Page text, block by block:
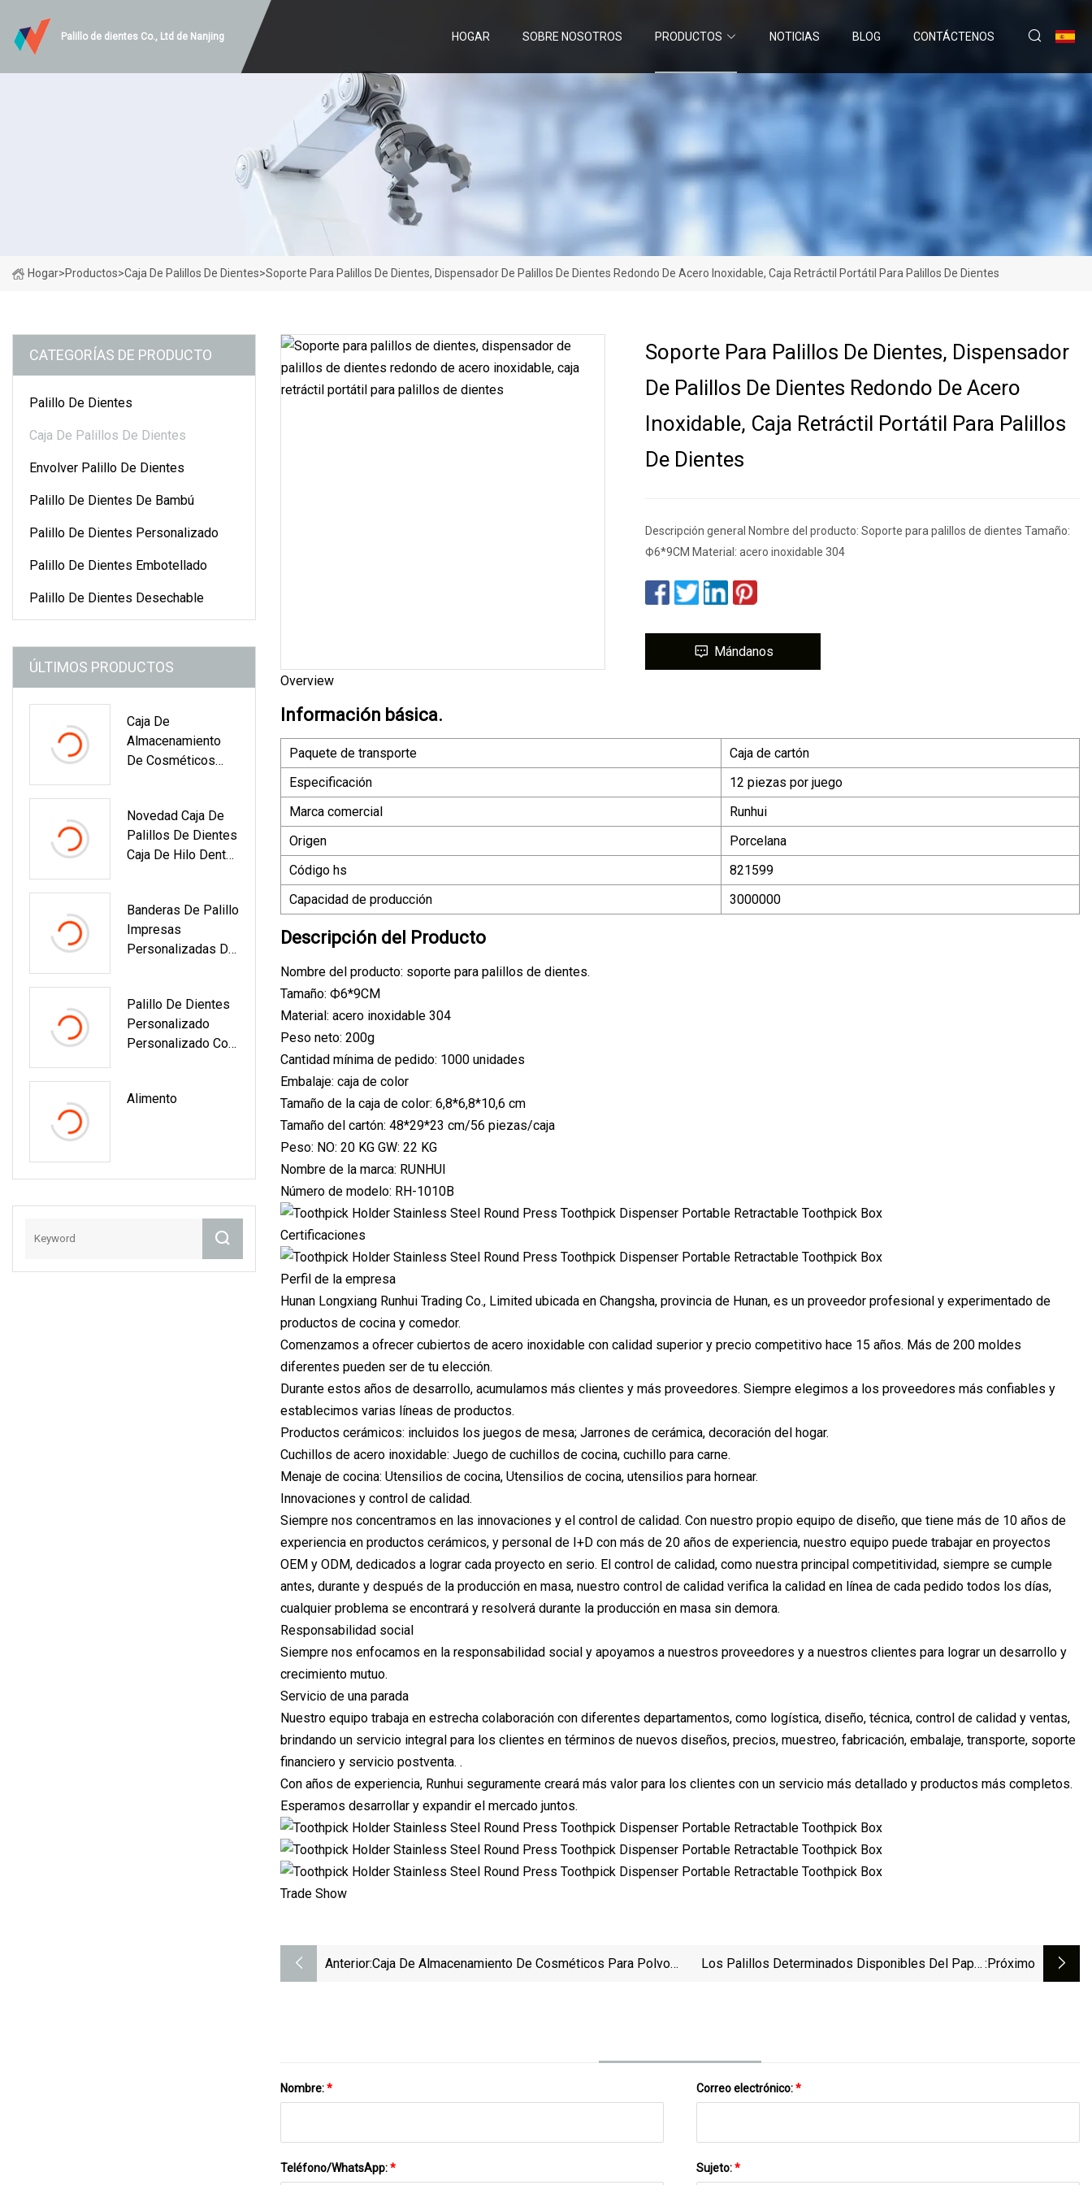
Palillo de dientes Co., Ltd de Nanjing HOGAR SOBRE NOSOTROS PRODUCTOS NOTICIAS BLOG CONTÁCTENOS
Hogar>Productos>Caja De Palillos De Dientes>Soporte Para Palillos De Dientes, Dispensador De Palillos De Dientes Redondo De Acero Inoxidable, Caja Retráctil Portátil Para Palillos De Dientes
CATEGORÍAS DE PRODUCTO
Palillo De Dientes
Caja De Palillos De Dientes
Envolver Palillo De Dientes
Palillo De Dientes De Bambú
Palillo De Dientes Personalizado
Palillo De Dientes Embotellado
Palillo De Dientes Desechable
ÚLTIMOS PRODUCTOS
Caja De
Almacenamiento
De Cosméticos
Novedad Caja De
Palillos De Dientes
Caja De Hilo Dental
De Plástico Con
Tapa
Banderas De Palillo
Impresas
Personalizadas De
Precio
Palillo De Dientes
Personalizado
Personalizado Con
Alimento
Soporte Para Palillos De Dientes, Dispensador
De Palillos De Dientes Redondo De Acero
Inoxidable, Caja Retráctil Portátil Para Palillos
De Dientes
Descripción general Nombre del producto: Soporte para palillos de dientes Tamaño:
Ф6*9CM Material: acero inoxidable 304
Mándanos
Overview
Información básica.
Paquete de transporte
Caja de cartón
Especificación
12 piezas por juego
Marca comercial
Runhui
Origen
Porcelana
Código hs
821599
Capacidad de producción
3000000
Descripción del Producto
Nombre del producto: soporte para palillos de dientes.
Tamaño: Ф6*9CM
Material: acero inoxidable 304
Peso neto: 200g
Cantidad mínima de pedido: 1000 unidades
Embalaje: caja de color
Tamaño de la caja de color: 6,8*6,8*10,6 cm
Tamaño del cartón: 48*29*23 cm/56 piezas/caja
Peso: NO: 20 KG GW: 22 KG
Nombre de la marca: RUNHUI
Número de modelo: RH-1010B
Certificaciones
Perfil de la empresa
Hunan Longxiang Runhui Trading Co., Limited ubicada en Changsha, provincia de Hunan, es un proveedor profesional y experimentado de
productos de cocina y comedor.
Comenzamos a ofrecer cubiertos de acero inoxidable con calidad superior y precio competitivo hace 15 años. Más de 200 moldes
diferentes pueden ser de tu elección.
Durante estos años de desarrollo, acumulamos más clientes y más proveedores. Siempre elegimos a los proveedores más confiables y
establecimos varias líneas de productos.
Productos cerámicos: incluidos los juegos de mesa; Jarrones de cerámica, decoración del hogar.
Cuchillos de acero inoxidable: Juego de cuchillos de cocina, cuchillo para carne.
Menaje de cocina: Utensilios de cocina, Utensilios de cocina, utensilios para hornear.
Innovaciones y control de calidad.
Siempre nos concentramos en las innovaciones y el control de calidad. Con nuestro propio equipo de diseño, que tiene más de 10 años de
experiencia en productos cerámicos, y personal de I+D con más de 20 años de experiencia, nuestro equipo puede trabajar en proyectos
OEM y ODM, dedicados a lograr cada proyecto en serio. El control de calidad, como nuestra principal competitividad, siempre se cumple
antes, durante y después de la producción en masa, nuestro control de calidad verifica la calidad en línea de cada pedido todos los días,
cualquier problema se encontrará y resolverá durante la producción en masa sin demora.
Responsabilidad social
Siempre nos enfocamos en la responsabilidad social y apoyamos a nuestros proveedores y a nuestros clientes para lograr un desarrollo y
crecimiento mutuo.
Servicio de una parada
Nuestro equipo trabaja en estrecha colaboración con diferentes departamentos, como logística, diseño, técnica, control de calidad y ventas,
brindando un servicio integral para los clientes en términos de nuevos diseños, precios, muestreo, fabricación, embalaje, transporte, soporte
financiero y servicio postventa. .
Con años de experiencia, Runhui seguramente creará más valor para los clientes con un servicio más detallado y productos más completos.
Esperamos desarrollar y expandir el mercado juntos.
Trade Show
Anterior:Caja De Almacenamiento De Cosméticos Para Polvo
Los Palillos Determinados Disponibles Del Papel :próximo
Nombre:* Correo electrónico:*
Teléfono/WhatsApp:* Sujeto:*